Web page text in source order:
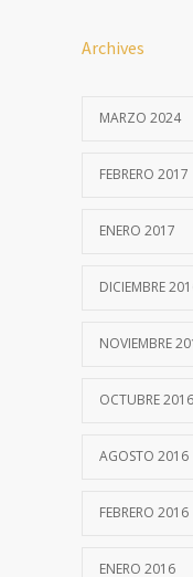
Archives
MARZO 2024
FEBRERO 2017
ENERO 2017
DICIEMBRE
NOVIEMBRE
OCTUBRE 2016
AGOSTO 2016
FEBRERO 2016
ENERO 2016